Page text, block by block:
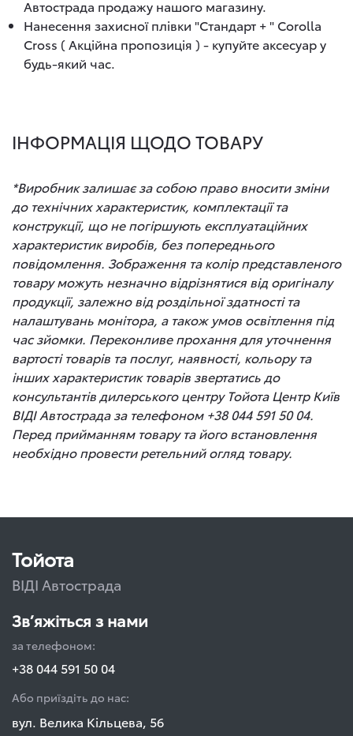
Автострада продажу нашого магазину.
Нанесення захисної плівки "Стандарт + " Corolla
Cross ( Акційна пропозиція ) - купуйте аксесуар у
будь-який час.
ІНФОРМАЦІЯ ЩОДО ТОВАРУ
*Виробник залишає за собою право вносити зміни
до технічних характеристик, комплектації та
конструкції, що не погіршують експлуатаційних
характеристик виробів, без попереднього
повідомлення. Зображення та колір представленого
товару можуть незначно відрізнятися від оригіналу
продукції, залежно від роздільної здатності та
налаштувань монітора, а також умов освітлення під
час зйомки. Переконливе прохання для уточнення
вартості товарів та послуг, наявності, кольору та
інших характеристик товарів звертатись до
консультантів дилерського центру Тойота Центр Київ
ВІДІ Автострада за телефоном +38 044 591 50 04.
Перед прийманням товару та його встановлення
необхідно провести ретельний огляд товару.
Тойота
ВІДІ Автострада
Зв’яжіться з нами
за телефоном:
+38 044 591 50 04
Або приїздіть до нас:
вул. Велика Кільцева, 56